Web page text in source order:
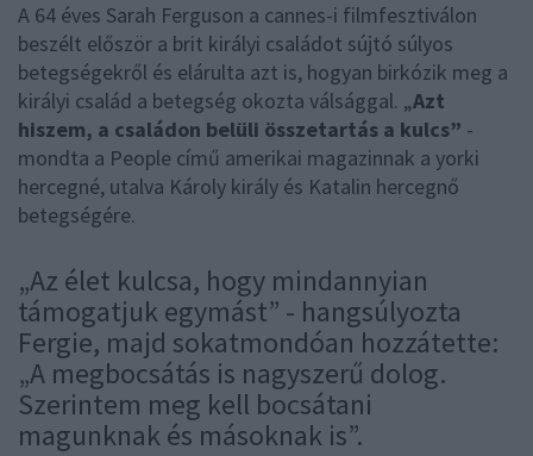
A 64 éves Sarah Ferguson a cannes-i filmfesztiválon
beszélt először a brit királyi családot sújtó súlyos
betegségekről és elárulta azt is, hogyan birkózik meg a
királyi család a betegség okozta válsággal. „Azt
hiszem, a családon belüli összetartás a kulcs” -
mondta a People című amerikai magazinnak a yorki
hercegné, utalva Károly király és Katalin hercegnő
betegségére.
„Az élet kulcsa, hogy mindannyian
támogatjuk egymást” - hangsúlyozta
Fergie, majd sokatmondóan hozzátette:
„A megbocsátás is nagyszerű dolog.
Szerintem meg kell bocsátani
magunknak és másoknak is”.